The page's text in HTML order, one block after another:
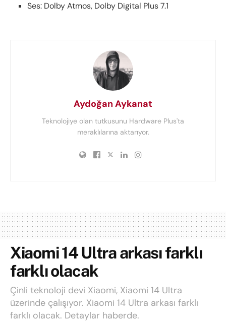
Ses: Dolby Atmos, Dolby Digital Plus 7.1
Aydoğan Aykanat
Teknolojiye olan tutkusunu Hardware Plus'ta
meraklılarına aktarıyor.
Xiaomi 14 Ultra arkası farklı
farklı olacak
Çinli teknoloji devi Xiaomi, Xiaomi 14 Ultra
üzerinde çalışıyor. Xiaomi 14 Ultra arkası farklı
farklı olacak. Detaylar haberde.